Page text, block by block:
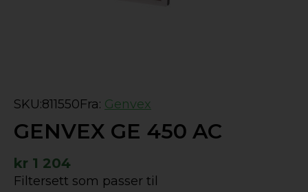
SKU:811550Fra: Genvex
GENVEX GE 450 AC
kr 1 204
Filtersett som passer til